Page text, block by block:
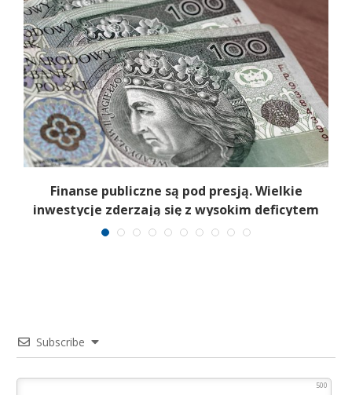
Finanse publiczne są pod presją. Wielkie
inwestycje zderzają się z wysokim deficytem
Subscribe
500